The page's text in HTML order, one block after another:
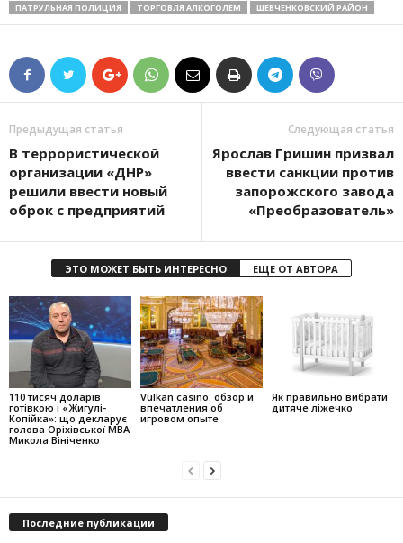
ПАТРУЛЬНАЯ ПОЛИЦИЯ
ТОРГОВЛЯ АЛКОГОЛЕМ ШЕВЧЕНКОВСКИЙ РАЙОН
Предыдущая статья
В террористической
организации «ДНР»
решили ввести новый
оброк с предприятий
Следующая статья
Ярослав Гришин призвал
ввести санкции против
запорожского завода
«Преобразователь»
ЭТО МОЖЕТ БЫТЬ ИНТЕРЕСНО ЕЩЕ ОТ АВТОРА
110 тисяч доларів
готівкою і «Жигулі-
Копійка»: що декларує
голова Оріхівської МВА
Микола Вініченко
Vulkan casino: обзор и
впечатления об
игровом опыте
Як правильно вибрати
дитяче ліжечко
Последние публикации